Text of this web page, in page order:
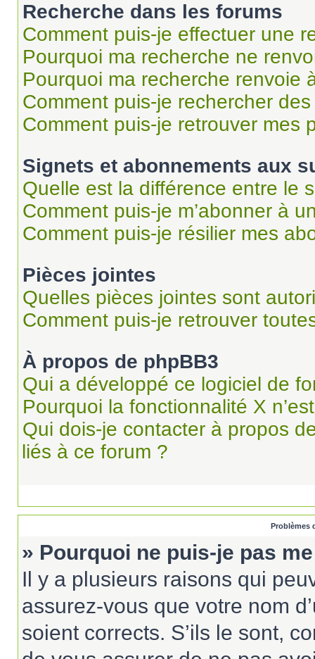
Recherche dans les forums
Comment puis-je effectuer une
Pourquoi ma recherche ne
Pourquoi ma recherche renvoie
Comment puis-je rechercher
Comment puis-je retrouver mes
Signets et abonnements aux
Quelle est la différence entre le
Comment puis-je m’abonner à
Comment puis-je résilier mes
Pièces jointes
Quelles pièces jointes sont
Comment puis-je retrouver
À propos de phpBB3
Qui a développé ce logiciel de
Pourquoi la fonctionnalité X
Qui dois-je contacter à propos
liés à ce forum ?
Problèmes
» Pourquoi ne puis-je pas
Il y a plusieurs raisons qui
assurez-vous que votre nom
soient corrects. S’ils le sont,